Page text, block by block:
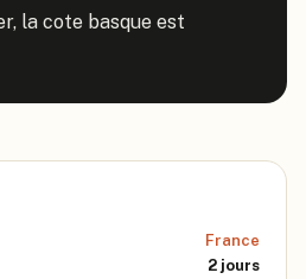
la cote basque est
France
2 jours